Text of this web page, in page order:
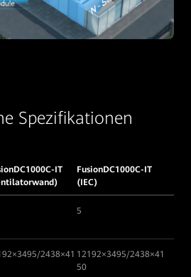
Spezifikationen
IT
FusionDC1000C-IT
(IEC)
5
2438×41 12192×3495/2438×41
50